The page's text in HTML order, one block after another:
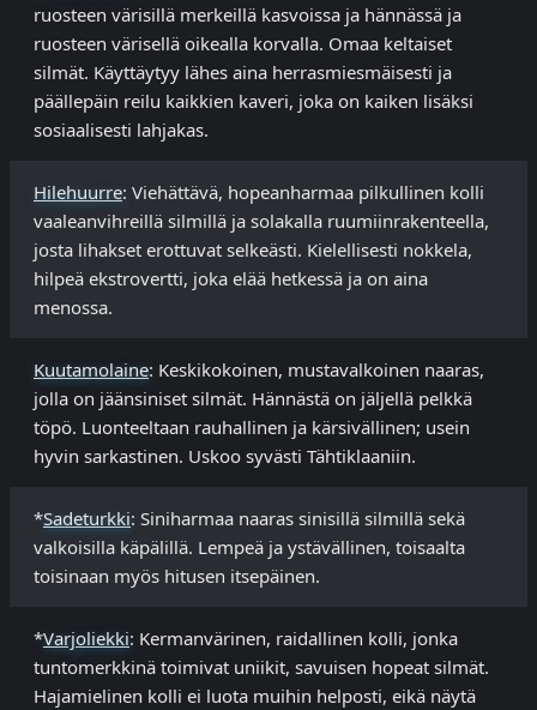
ruosteen värisillä merkeillä kasvoissa ja hännässä ja
ruosteen värisellä oikealla korvalla. Omaa keltaiset
silmät. Käyttäytyy lähes aina herrasmiesmäisesti ja
päällepäin reilu kaikkien kaveri, joka on kaiken lisäksi
sosiaalisesti lahjakas.
Hilehuurre: Viehättävä, hopeanharmaa pilkullinen kolli
vaaleanvihreillä silmillä ja solakalla ruumiinrakenteella,
josta lihakset erottuvat selkeästi. Kielellisesti nokkela,
hilpeä ekstrovertti, joka elää hetkessä ja on aina
menossa.
Kuutamolaine: Keskikokoinen, mustavalkoinen naaras,
jolla on jäänsiniset silmät. Hännästä on jäljellä pelkkä
töpö. Luonteeltaan rauhallinen ja kärsivällinen; usein
hyvin sarkastinen. Uskoo syvästi Tähtiklaaniin.
*Sadeturkki: Siniharmaa naaras sinisillä silmillä sekä
valkoisilla käpälillä. Lempeä ja ystävällinen, toisaalta
toisinaan myös hitusen itsepäinen.
*Varjoliekki: Kermanvärinen, raidallinen kolli, jonka
tuntomerkkinä toimivat uniikit, savuisen hopeat silmät.
Hajamielinen kolli ei luota muihin helposti, eikä näytä